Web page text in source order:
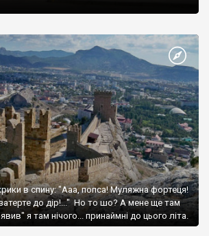
в спину: "Ааа, попса! Муляжна фортеця!
до дір!..." Но то шо? А мене ще там
я там нічого... принаймні до цього літа.